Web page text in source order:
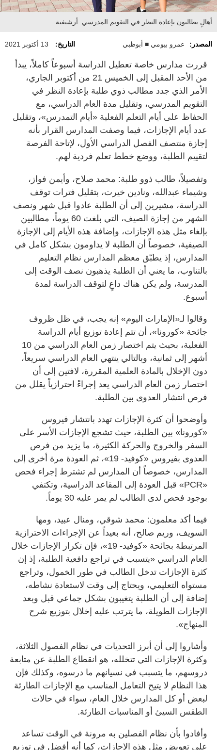
أهالٍ يطالبون بإعادة النظر في التقويم المدرسي. أرشيفية
المصدر: عمرو بيومي ■ أبوظبي التاريخ: 13 أكتوبر 2021
قررت مدارس خاصة تعطيل الدراسة أسبوعاً كاملاً، يبدأ
من الأحد المقبل إلى الخميس 21 من أكتوبر الجاري،
الأمر الذي جدد مطالب ذوي طلبة بإعادة النظر في
التقويم المدرسي، وتقليل مدة العام الدراسي، مع
الحفاظ على أيام التعلم الفعلية «أيام التمدرس»، وتقليل
عدد أيام الإجازات، فيما وصفت المدارس القرار بأنه
إجازة منتصف الفصل الدراسي الأول، لإتاحة الفرصة
لتقييم الطلبة، ووضع خطط تعلم فردية لهم.
وتفصيلاً، طالب ذوو طلبة: محمد صلاح، وأيمن فواز،
وشيماء عبدالله، ونادين خيرت، بتقليل فترات توقف
الدراسة، مشيرين إلى أن الطلبة عادوا قبل شهر ونصف
الشهر من إجازة الصيف، التي بلغت 60 يوماً، مطالبين
بإلغاء مثل هذه الإجازات، وإضافة هذه الأيام إلى الإجازة
الصيفية، خصوصاً أن الطلبة لا يداومون بشكل كامل في
المدارس، إذ يطبّق معظم المدارس نظام التعليم
بالتناوب، ما يعني أن الطلبة يذهبون نصف الوقت إلى
المدرسة، ولم يكن هناك داعٍ لتوقف الدراسة لمدة
أسبوع.
وقالوا لـ«الإمارات اليوم» إنه يجب، في ظل ظروف
جائحة «كورونا»، أن تتم إعادة توزيع أيام الدراسة
الفعلية، بحيث يتم اختصار زمن العام الدراسي من 10
أشهر إلى ثمانية، وبالتالي ينتهي العام الدراسي سريعاً،
دون الإخلال بالمادة العلمية المقررة، لافتين إلى أن
اختصار زمن العام الدراسي يعد إجراءً احترازياً يقلل من
فرص انتشار العدوى بين الطلبة.
وأوضحوا أن كثرة الإجازات تهدد بانتشار فيروس
«كورونا» بين الطلبة، حيث تشجع الإجازات الأسر على
السفر والخروج والحركة الكثيرة، ما يزيد من فرص
العدوى بفيروس «كوفيد- 19»، ثم العودة مرة أخرى إلى
المدارس، خصوصاً أن المدارس لم تشترط إجراء فحص
«PCR» قبل العودة إلى المقاعد الدراسية، وتكتفي
بوجود فحص لدى الطالب لم يمر عليه 30 يوماً.
فيما أكد معلمون: محمد شوقي، ومنال عبيد، ومها
السويف، وريم صالح، أنه بعيداً عن الإجراءات الاحترازية
المرتبطة بجائحة «كوفيد- 19»، فإن تكرار الإجازات خلال
العام الدراسي «يتسبب في تراجع دافعية الطلبة، إذ إن
كثرة الإجازات تدخل الطالب في طور الخمول، وتراجع
مستواه التعليمي، ويحتاج إلى وقت لاستعادة نشاطه،
إضافة إلى أن الطلبة يتغيبون بشكل جماعي قبل وبعد
الإجازات الطويلة، ما يترتب عليه إخلال بتوزيع شرح
المنهاج».
وأشاروا إلى أن أبرز التحديات في نظام الفصول الثلاثة،
وكثرة الإجازات التي تتخلله، هو انقطاع الطلبة عن متابعة
دروسهم، ما يتسبب في نسيانهم ما درسوه، وكذلك فإن
هذا النظام لا يتيح التعامل المناسب مع الإجازات الطارئة
لبعض أو كل المدارس خلال العام، سواء في حالات
الطقس السيئ أو المناسبات الطارئة.
وأفادوا بأن نظام الفصلين به مرونة في الوقت تساعد
على تعويض مثل هذه الإجازات، كما أنه أفضل في توزيع